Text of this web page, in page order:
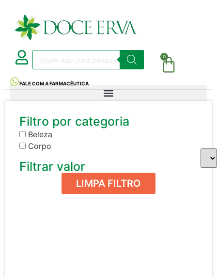
0
FALE COM A FARMACÊUTICA
Filtro por categoria
Beleza
Corpo
Filtrar valor
LIMPA FILTRO